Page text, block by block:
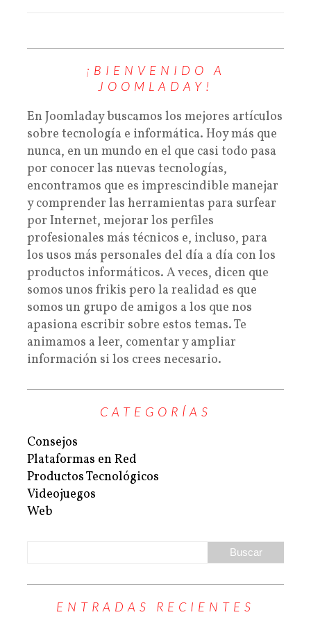
¡BIENVENIDO A
JOOMLADAY!
En Joomladay buscamos los mejores artículos
sobre tecnología e informática. Hoy más que
nunca, en un mundo en el que casi todo pasa
por conocer las nuevas tecnologías,
encontramos que es imprescindible manejar
y comprender las herramientas para surfear
por Internet, mejorar los perfiles
profesionales más técnicos e, incluso, para
los usos más personales del día a día con los
productos informáticos. A veces, dicen que
somos unos frikis pero la realidad es que
somos un grupo de amigos a los que nos
apasiona escribir sobre estos temas. Te
animamos a leer, comentar y ampliar
información si los crees necesario.
CATEGORÍAS
Consejos
Plataformas en Red
Productos Tecnológicos
Videojuegos
Web
ENTRADAS RECIENTES